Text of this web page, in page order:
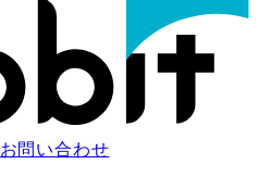
お問い合わせ